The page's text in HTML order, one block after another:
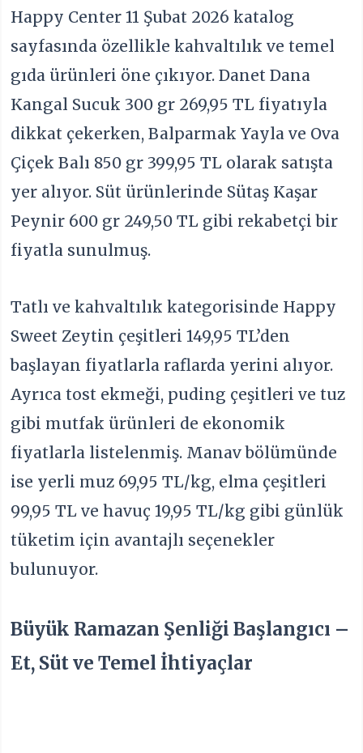
Happy Center 11 Şubat 2026 katalog
sayfasında özellikle kahvaltılık ve temel
gıda ürünleri öne çıkıyor. Danet Dana
Kangal Sucuk 300 gr 269,95 TL fiyatıyla
dikkat çekerken, Balparmak Yayla ve Ova
Çiçek Balı 850 gr 399,95 TL olarak satışta
yer alıyor. Süt ürünlerinde Sütaş Kaşar
Peynir 600 gr 249,50 TL gibi rekabetçi bir
fiyatla sunulmuş.
Tatlı ve kahvaltılık kategorisinde Happy
Sweet Zeytin çeşitleri 149,95 TL’den
başlayan fiyatlarla raflarda yerini alıyor.
Ayrıca tost ekmeği, puding çeşitleri ve tuz
gibi mutfak ürünleri de ekonomik
fiyatlarla listelenmiş. Manav bölümünde
ise yerli muz 69,95 TL/kg, elma çeşitleri
99,95 TL ve havuç 19,95 TL/kg gibi günlük
tüketim için avantajlı seçenekler
bulunuyor.
Büyük Ramazan Şenliği Başlangıcı –
Et, Süt ve Temel İhtiyaçlar